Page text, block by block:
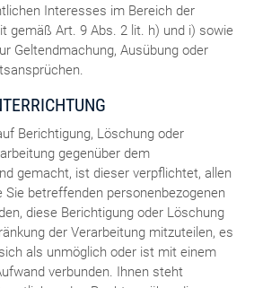
Interesses im Bereich der
gemäß Art. 9 Abs. 2 lit. h) und i) sowie
Geltendmachung, Ausübung oder
Berichtigung, Löschung oder
gegenüber dem
gemacht, ist dieser verpflichtet, allen
Sie betreffenden personenbezogenen
diese Berichtigung oder Löschung
der Verarbeitung mitzuteilen, es
als unmöglich oder ist mit einem
verbunden. Ihnen steht